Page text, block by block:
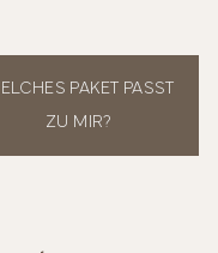
PAKET PASST
ZU MIR?